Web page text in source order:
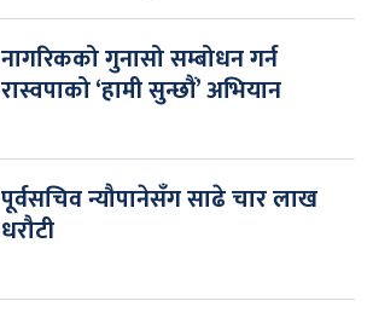
नागरिकको गुनासो सम्बोधन गर्न
रास्वपाको ‘हामी सुन्छौं’ अभियान
पूर्वसचिव न्यौपानेसँग साढे चार लाख
धरौटी